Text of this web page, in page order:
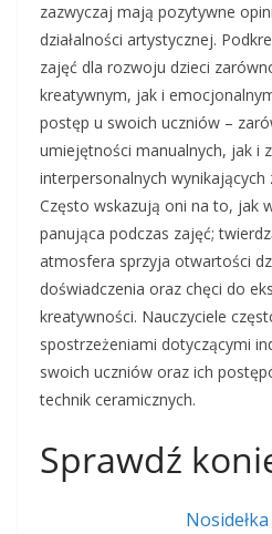
zazwyczaj mają pozytywne
działalności artystycznej.
zajęć dla rozwoju dzieci
kreatywnym, jak i
postęp u swoich uczniów –
umiejętności manualnych, jak i
interpersonalnych wynikających
Często wskazują oni na to, jak
panująca podczas zajęć;
atmosfera sprzyja otwartości
doświadczenia oraz chęci do
kreatywności. Nauczyciele
spostrzeżeniami dotyczącymi
swoich uczniów oraz ich
technik ceramicznych.
Sprawdź